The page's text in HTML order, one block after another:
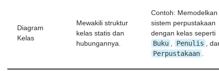
Diagram
Kelas
Mewakili struktur
kelas statis dan
hubungannya.
Contoh: Memodelkan
sistem perpustakaan
dengan kelas seperti
Buku Penulis ,
Perpustakaan